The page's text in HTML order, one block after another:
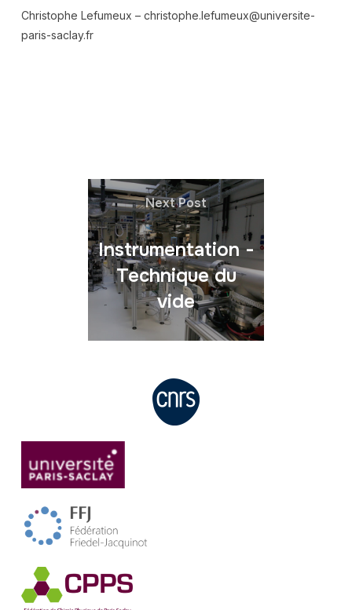
Christophe Lefumeux – christophe.lefumeux@universite-
paris-saclay.fr
Next Post
Instrumentation -
Technique du
vide